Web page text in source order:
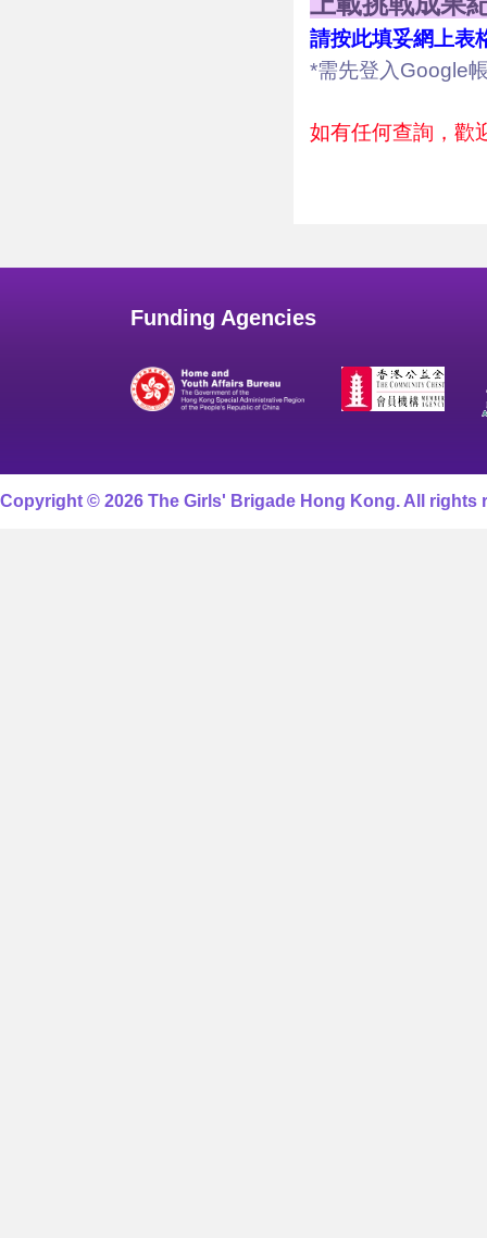
請按此填妥網上表
*需先登入Google
如有任何查詢，歡
Funding Agencies
Copyright © 2026 The Girls' Brigade Hong Kong. All rights